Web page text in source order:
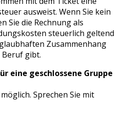
ausweist. Wenn Sie kein
Sie die Rechnung als
steuerlich geltend
Zusammenhang
gibt.
eine geschlossene Gruppe
Sprechen Sie mit